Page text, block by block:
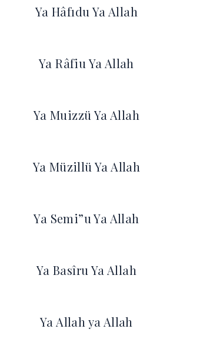
Ya Hâfıdu Ya Allah
Ya Râfiu Ya Allah
Ya Muizzü Ya Allah
Ya Müzillü Ya Allah
Ya Semi”u Ya Allah
Ya Basîru Ya Allah
Ya Allah ya Allah